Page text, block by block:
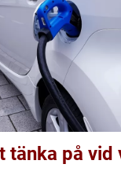
tänka på vid